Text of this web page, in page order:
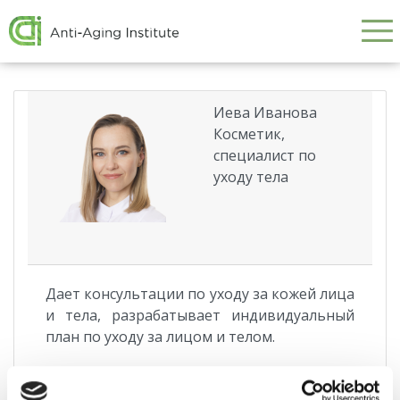
Galvenā
navigācija
Иева Иванова
Косметик,
специалист по
уходу тела
Дает консультации по уходу за кожей лица
и тела, разрабатывает индивидуальный
план по уходу за лицом и телом.
механическую чистку лица и спины,